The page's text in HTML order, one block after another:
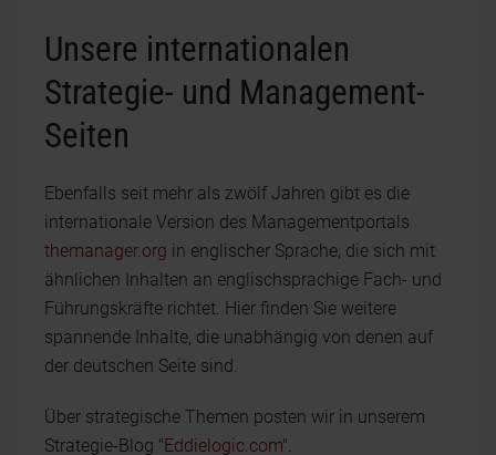
Unsere internationalen
Strategie- und Management-
Seiten
Ebenfalls seit mehr als zwölf Jahren gibt es die
internationale Version des Managementportals
themanager.org in englischer Sprache, die sich mit
ähnlichen Inhalten an englischsprachige Fach- und
Führungskräfte richtet. Hier finden Sie weitere
spannende Inhalte, die unabhängig von denen auf
der deutschen Seite sind.
Über strategische Themen posten wir in unserem
Strategie-Blog "Eddielogic.com".